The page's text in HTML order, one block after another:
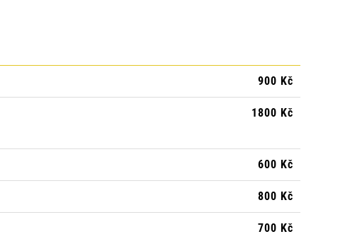
900 Kč
1800 Kč
600 Kč
800 Kč
700 Kč